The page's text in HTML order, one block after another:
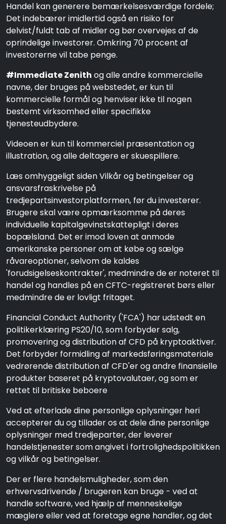
Handel kan generere bemærkelsesværdige fordele;
Det indebærer imidlertid også en risiko for
delvist/fuldt tab af midler og bør overvejes af de
oprindelige investorer. Omkring 70 procent af
investorerne vil tabe penge.
#Immediate Zenith og alle andre kommercielle
navne, der bruges på webstedet, er kun til
kommercielle formål og henviser ikke til nogen
bestemt virksomhed eller specifikke
tjenesteudbydere.
Videoen er kun til kommerciel præsentation og
illustration, og alle deltagere er skuespillere.
Læs omhyggeligt siden Vilkår og betingelser og
ansvarsfraskrivelse på
tredjepartsinvestorplatformen, før du investerer.
Brugere skal være opmærksomme på deres
individuelle kapitalgevinstskattepligt i deres
bopælsland. Det er imod loven at anmode
amerikanske personer om at købe og sælge
råvareoptioner, selvom de kaldes
'forudsigelseskontrakter', medmindre de er noteret til
handel og handles på en CFTC-registreret børs eller
medmindre de er lovligt fritaget.
Financial Conduct Authority ('FCA') har udstedt en
politikerklæring PS20/10, som forbyder salg,
promovering og distribution af CFD på kryptoaktiver.
Det forbyder formidling af markedsføringsmateriale
vedrørende distribution af CFD'er og andre finansielle
produkter baseret på kryptovalutaer, og som er
rettet til britiske beboere
Ved at efterlade dine personlige oplysninger heri
accepterer du og tillader os at dele dine personlige
oplysninger med tredjeparter, der leverer
handelstjenester som angivet i fortrolighedspolitikken
og vilkår og betingelser.
Der er flere handelsmuligheder, som den
erhvervsdrivende / brugeren kan bruge - ved at
handle software, ved hjælp af menneskelige
mæglere eller ved at foretage egne handler, og det